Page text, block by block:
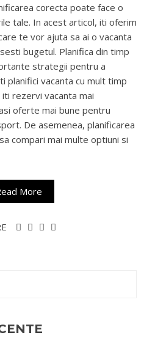
corecta poate face o
tale. In acest articol, iti oferim
te vor ajuta sa ai o vacanta
bugetul. Planifica din timp
strategii pentru a
planifici vacanta cu mult timp
rezervi vacanta mai
oferte mai bune pentru
De asemenea, planificarea
compari mai multe optiuni si
More